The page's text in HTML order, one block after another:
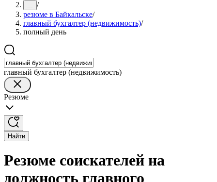
... /
резюме в Байкальске/
главный бухгалтер (недвижимость)/
полный день
главный бухгалтер (недвижимость)
Резюме
Найти
Резюме соискателей на
должность главного